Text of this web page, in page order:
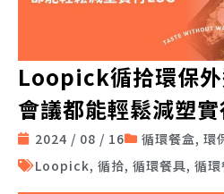
Loopick循拾環保外
會議都能輕鬆減塑實
2024 / 08 / 16 循環餐盒, 環
Loopick, 循拾, 循環餐具, 循